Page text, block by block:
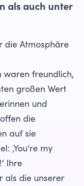
als auch unter
die Atmosphäre
waren freundlich,
großen Wert
und
die
auf sie
‚You're my
Ihre
als die unserer